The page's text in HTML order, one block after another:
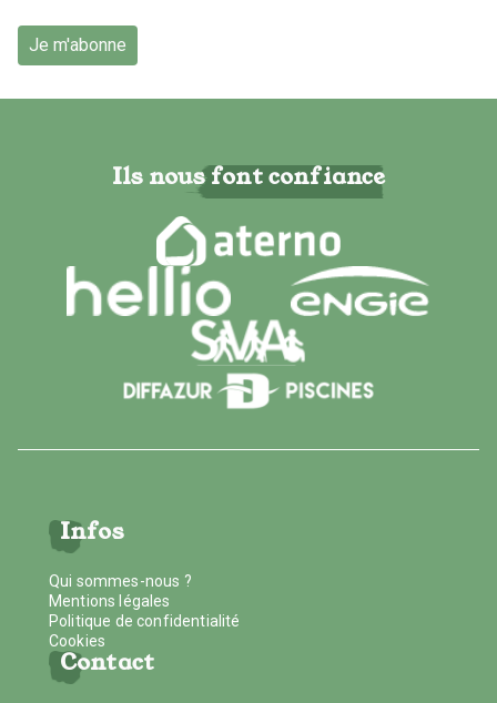
Je m'abonne
Ils nous font confiance
Infos
Qui sommes-nous ?
Mentions légales
Politique de confidentialité
Cookies
Contact